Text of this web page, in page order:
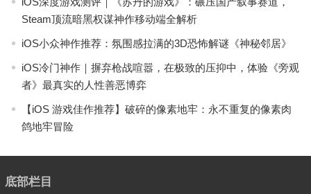
Steam顶流暗黑权谋神作移动端全解析
iOS小众神作推荐：氛围感拉满的3D恐怖解谜《神秘邻居》
iOS冷门神作｜摒弃枪战喧嚣，在极致的压抑中，体验《旁观
者》最真实的人性善恶博弈
【iOS 游戏佳作推荐】破碎的像素地牢：永不重复的像素肉
鸽地牢冒险
底部栏目